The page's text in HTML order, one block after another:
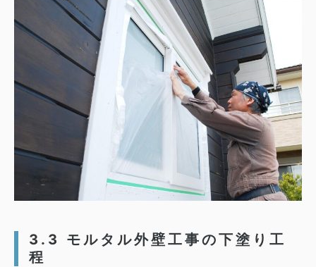
3.3 モルタル外壁工事の下塗り工
程